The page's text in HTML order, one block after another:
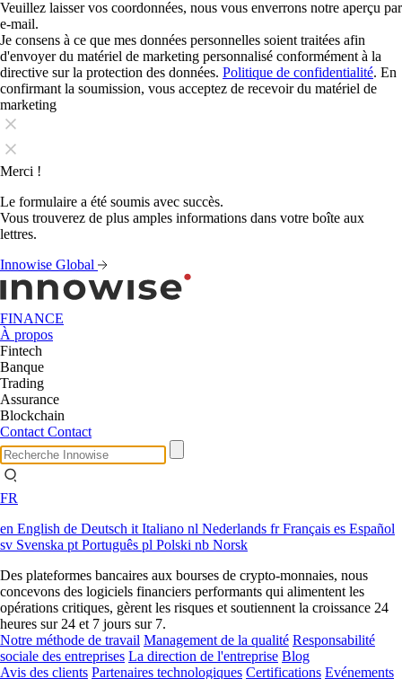
Veuillez laisser vos coordonnées, nous vous enverrons notre aperçu par
e-mail.
Je consens à ce que mes données personnelles soient traitées afin
d'envoyer du matériel de marketing personnalisé conformément à la
directive sur la protection des données. Politique de confidentialité. En
confirmant la soumission, vous acceptez de recevoir du matériel de
marketing
Merci !
Le formulaire a été soumis avec succès.
Vous trouverez de plus amples informations dans votre boîte aux
lettres.
Innowise Global
FINANCE
À propos
Fintech
Banque
Trading
Assurance
Blockchain
Contact Contact
FR
en English de Deutsch it Italiano nl Nederlands frFrançais es Español
sv Svenska pt Português pl Polski nb Norsk
Des plateformes bancaires aux bourses de crypto-monnaies, nous
concevons des logiciels financiers performants qui alimentent les
opérations critiques, gèrent les risques et soutiennent la croissance 24
heures sur 24 et 7 jours sur 7.
Notre méthode de travail Management de la qualité Responsabilité
sociale des entreprises La direction de l'entreprise Blog
Avis des clients Partenaires technologiques Certifications Evénements